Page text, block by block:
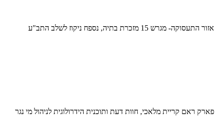
אזור התעסוקה- מגרש 15 מזכרת בתיה, נספח ניקוז לשלב התב"ע
פארק ראם קריית מלאכי, חוות דעת ותוכנית הידרולוגית לניהול מי נגר